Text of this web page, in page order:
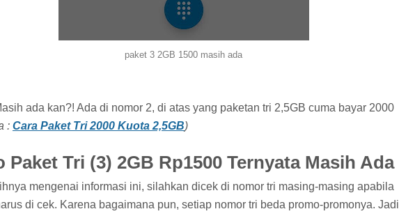
paket 3 2GB 1500 masih ada
ada kan?! Ada di nomor 2, di atas yang paketan tri 2,5GB cuma bayar 2000
: Cara Paket Tri 2000 Kuota 2,5GB)
Paket Tri (3) 2GB Rp1500 Ternyata Masih Ada
mengenai informasi ini, silahkan dicek di nomor tri masing-masing apabila
di cek. Karena bagaimana pun, setiap nomor tri beda promo-promonya. Jadi